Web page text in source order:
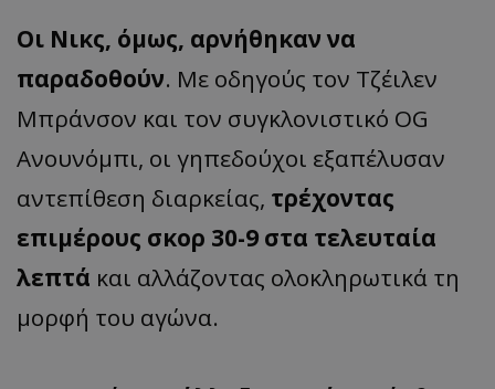
Οι Νικς, όμως, αρνήθηκαν να
παραδοθούν. Με οδηγούς τον Τζέιλεν
Μπράνσον και τον συγκλονιστικό OG
Ανουνόμπι, οι γηπεδούχοι εξαπέλυσαν
αντεπίθεση διαρκείας, τρέχοντας
επιμέρους σκορ 30-9 στα τελευταία
λεπτά και αλλάζοντας ολοκληρωτικά τη
μορφή του αγώνα.